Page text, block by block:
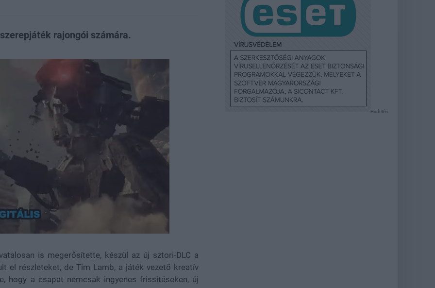
rajongói számára.
is megerősítette, készül az új sztori-DLC a
el részleteket, de Tim Lamb, a játék vezető kreatív
hogy a csapat nemcsak ingyenes frissítéseken, új
Hirdetés